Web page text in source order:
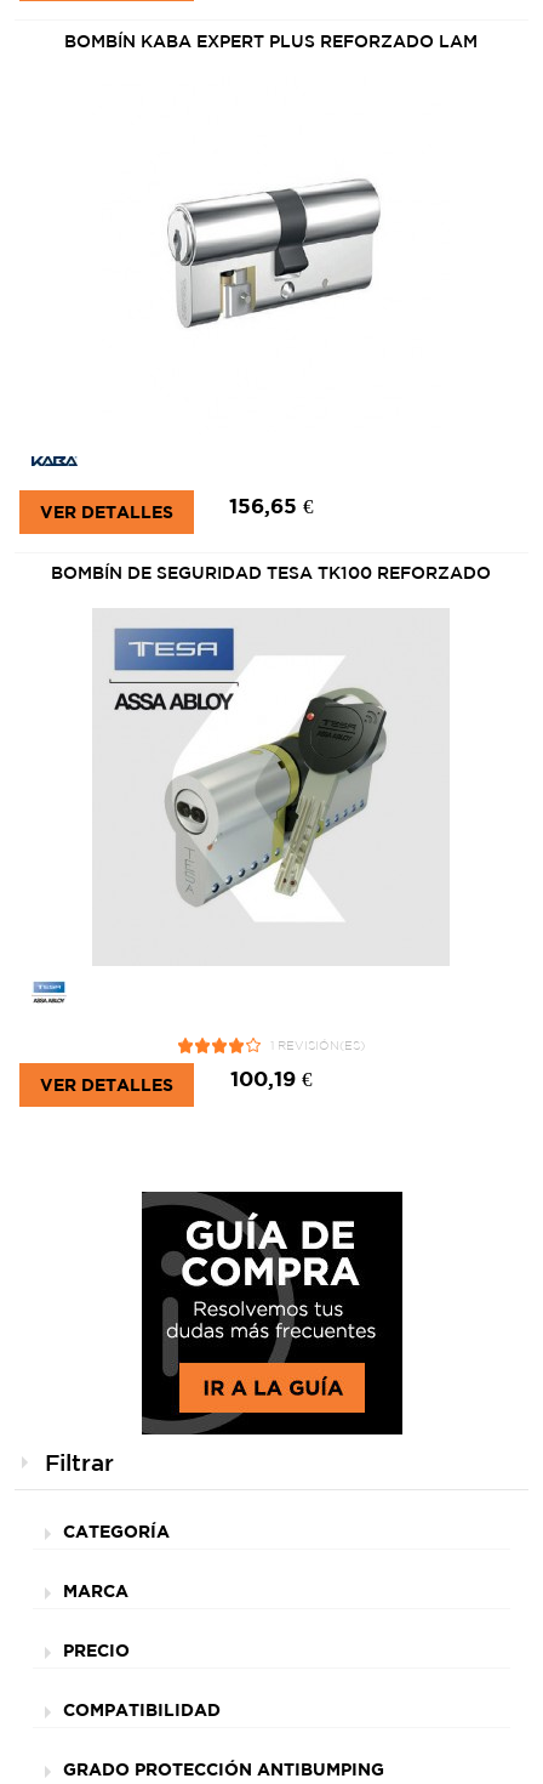
BOMBÍN KABA EXPERT PLUS REFORZADO LAM
156,65 €
VER DETALLES
BOMBÍN DE SEGURIDAD TESA TK100 REFORZADO
1 REVISIÓN(ES)
100,19 €
VER DETALLES
Filtrar
CATEGORÍA
MARCA
PRECIO
COMPATIBILIDAD
GRADO PROTECCIÓN ANTIBUMPING